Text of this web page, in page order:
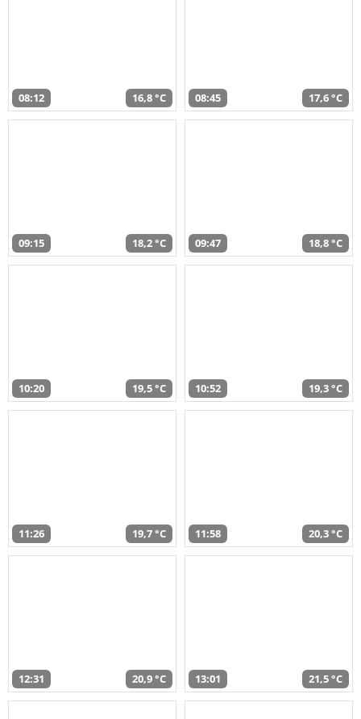
08:12 16,8 °C 08:45 17,6 °C
09:15 18,2 °C 09:47 18,8 °C
10:20 19,5 °C 10:52 19,3 °C
11:26 19,7 °C 11:58 20,3 °C
12:31 20,9 °C 13:01 21,5 °C